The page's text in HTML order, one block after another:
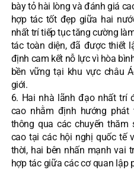
bày tỏ hài lòng và đánh giá
hợp tác tốt đẹp giữa hai
nhất trí tiếp tục tăng cường
tác toàn diện, đã được thiết
định cam kết nỗ lực vì hòa
bền vững tại khu vực châu
giới.
6. Hai nhà lãnh đạo nhất trí
cao nhằm định hướng phát
thông qua các chuyến
cao tại các hội nghị quốc tế
thời, hai bên nhấn mạnh vai
hợp tác giữa các cơ quan lập